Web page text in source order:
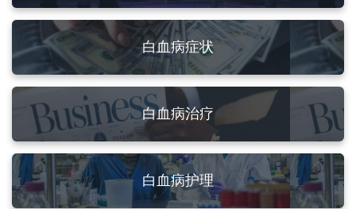
白血病症状
白血病治疗
白血病护理